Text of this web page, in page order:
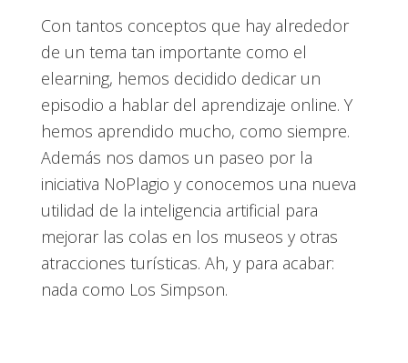
Con tantos conceptos que hay alrededor
de un tema tan importante como el
elearning, hemos decidido dedicar un
episodio a hablar del aprendizaje online. Y
hemos aprendido mucho, como siempre.
Además nos damos un paseo por la
iniciativa NoPlagio y conocemos una nueva
utilidad de la inteligencia artificial para
mejorar las colas en los museos y otras
atracciones turísticas. Ah, y para acabar:
nada como Los Simpson.